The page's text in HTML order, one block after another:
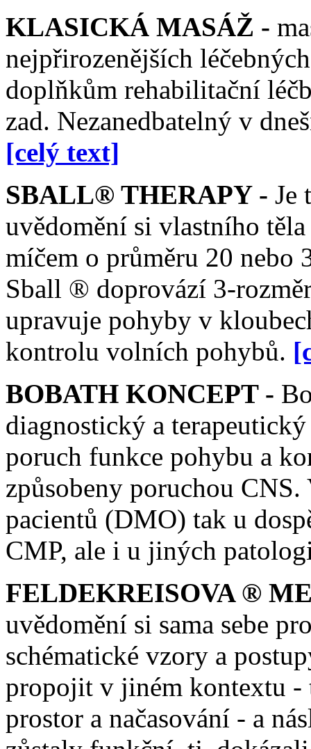
KLASICKÁ MASÁŽ -
nejpřirozenějších
doplňkům rehabilitační
zad. Nezanedbatelný v
[celý text]
SBALL® THERAPY - Je
uvědomění si vlastního
míčem o průměru 20 nebo
Sball ® doprovází 3-
upravuje pohyby v
kontrolu volních pohybů.
BOBATH KONCEPT -
diagnostický a
poruch funkce pohybu a
způsobeny poruchou
pacientů (DMO) tak u
CMP, ale i u jiných
FELDEKREISOVA ®
uvědomění si sama sebe
schématické vzory a
propojit v jiném kontextu -
prostor a načasování - a